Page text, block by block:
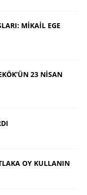
MİKAİL EGE
23 NİSAN
OY KULLANIN